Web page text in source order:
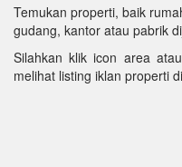
Temukan properti, baik
gudang, kantor atau pabrik
Silahkan klik icon area
melihat listing iklan properti